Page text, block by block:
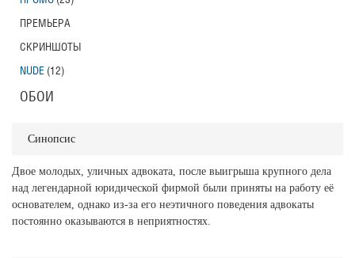
Синопсис
Двое молодых, уличных адвоката, после выигрыша крупного дела
над легендарной юридической фирмой были приняты на работу её
основателем, однако из-за его неэтичного поведения адвокаты
постоянно оказываются в неприятностях.
ПРЕМЬЕРА
СКРИНШОТЫ
NUDE (12)
ОБОИ